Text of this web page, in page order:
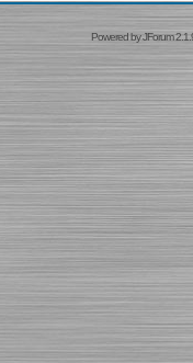
Powered byJForum